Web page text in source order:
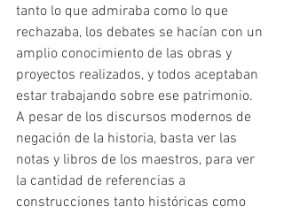
tanto lo que admiraba como lo que
rechazaba, los debates se hacían con un
amplio conocimiento de las obras y
proyectos realizados, y todos aceptaban
estar trabajando sobre ese patrimonio.
A pesar de los discursos modernos de
negación de la historia, basta ver las
notas y libros de los maestros, para ver
la cantidad de referencias a
construcciones tanto históricas como